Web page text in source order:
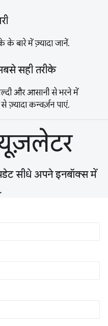
बारे में ज़्यादा जानें.
सही तरीके
और आसानी से भरने में
ज़्यादा कन्वर्ज़न पाएं.
सीधे अपने इनबॉक्स में